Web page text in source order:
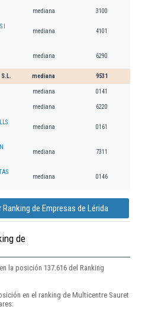
mediana 3100
I
mediana 4101
mediana 6290
S.L. mediana 9531
mediana 0141
mediana 6220
mediana 0161
mediana 7311
mediana 0146
Ranking de Empresas de Lérida
de
la posición 137.616 del Ranking
en el ranking de Multicentre Sauret